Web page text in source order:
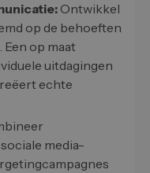
Ontwikkel
op de behoeften
Een op maat
uitdagingen
echte
media-